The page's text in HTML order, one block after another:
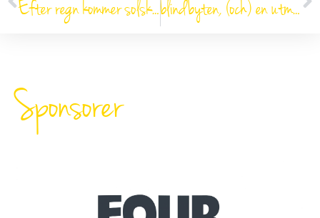
Efter regn kommer solsken! blindbyten, (och) en utmaning…
Sponsorer